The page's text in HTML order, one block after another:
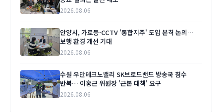
2026.08.06
안양시, 가로등·CCTV '통합지주' 도입 본격 논의…
보행 환경 개선 기대
2026.08.06
수원 우만테크노밸리 SK브로드밴드 방송국 침수
반복… 이홍근 위원장 '근본 대책' 요구
2026.08.06